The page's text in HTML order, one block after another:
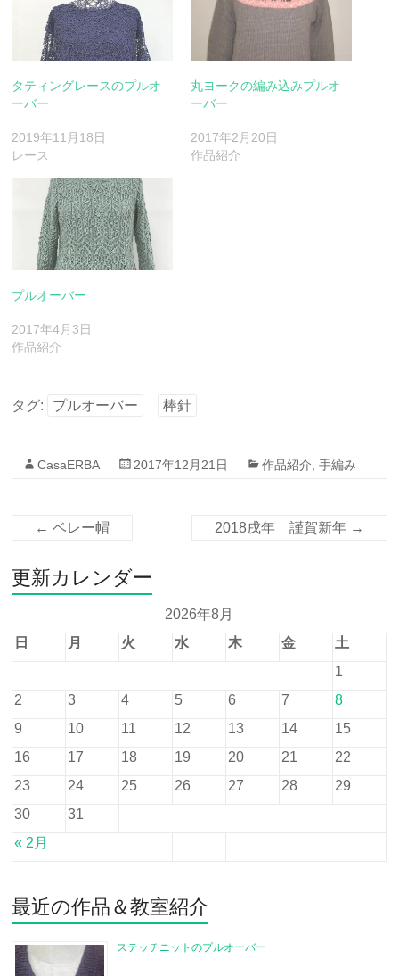
タティングレースのプルオ
ーバー
2019年11月18日
レース
丸ヨークの編み込みプルオ
ーバー
2017年2月20日
作品紹介
プルオーバー
2017年4月3日
作品紹介
タグ: プルオーバー 棒針
CasaERBA 2017年12月21日 作品紹介 ,手編み
← ベレー帽 2018戌年 謹賀新年 →
更新カレンダー
2026年8月
日
月 火 水 木 金 土
« 2月
1
2
3 4 5 6 7
8
9
10 11 12 13 14
15
16
17 18 19 20 21
22
23
24 25 26 27 28
29
30
31
最近の作品＆教室紹介
ステッチニットのプルオーバー